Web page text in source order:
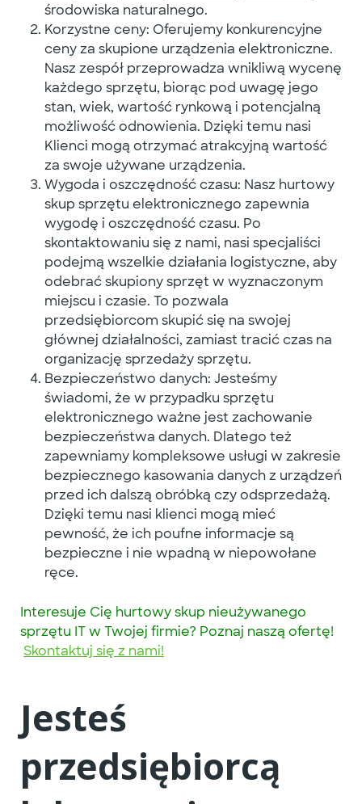
środowiska naturalnego.
Korzystne ceny: Oferujemy konkurencyjne
ceny za skupione urządzenia elektroniczne.
Nasz zespół przeprowadza wnikliwą wycenę
każdego sprzętu, biorąc pod uwagę jego
stan, wiek, wartość rynkową i potencjalną
możliwość odnowienia. Dzięki temu nasi
Klienci mogą otrzymać atrakcyjną wartość
za swoje używane urządzenia.
Wygoda i oszczędność czasu: Nasz hurtowy
skup sprzętu elektronicznego zapewnia
wygodę i oszczędność czasu. Po
skontaktowaniu się z nami, nasi specjaliści
podejmą wszelkie działania logistyczne, aby
odebrać skupiony sprzęt w wyznaczonym
miejscu i czasie. To pozwala
przedsiębiorcom skupić się na swojej
głównej działalności, zamiast tracić czas na
organizację sprzedaży sprzętu.
Bezpieczeństwo danych: Jesteśmy
świadomi, że w przypadku sprzętu
elektronicznego ważne jest zachowanie
bezpieczeństwa danych. Dlatego też
zapewniamy kompleksowe usługi w zakresie
bezpiecznego kasowania danych z urządzeń
przed ich dalszą obróbką czy odsprzedażą.
Dzięki temu nasi klienci mogą mieć
pewność, że ich poufne informacje są
bezpieczne i nie wpadną w niepowołane
ręce.
Interesuje Cię hurtowy skup nieużywanego
sprzętu IT w Twojej firmie? Poznaj naszą ofertę!
Skontaktuj się z nami!
Jesteś
przedsiębiorcą